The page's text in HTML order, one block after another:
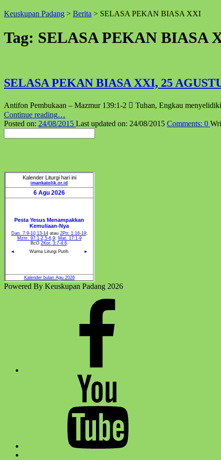
↑
Keuskupan Padang > Berita > SELASA PEKAN BIASA XXI
Tag: SELASA PEKAN BIASA
SELASA PEKAN BIASA XXI, 25
Antifon Pembukaan – Mazmur 139:1-2  Tuhan, Engkau
Continue reading“SELASA
PEKAN
XXI,
…
Posted on: 24/08/2015 Last updated on: 24/08/2015 Comments: 0
Powered By Keuskupan Padang 2026